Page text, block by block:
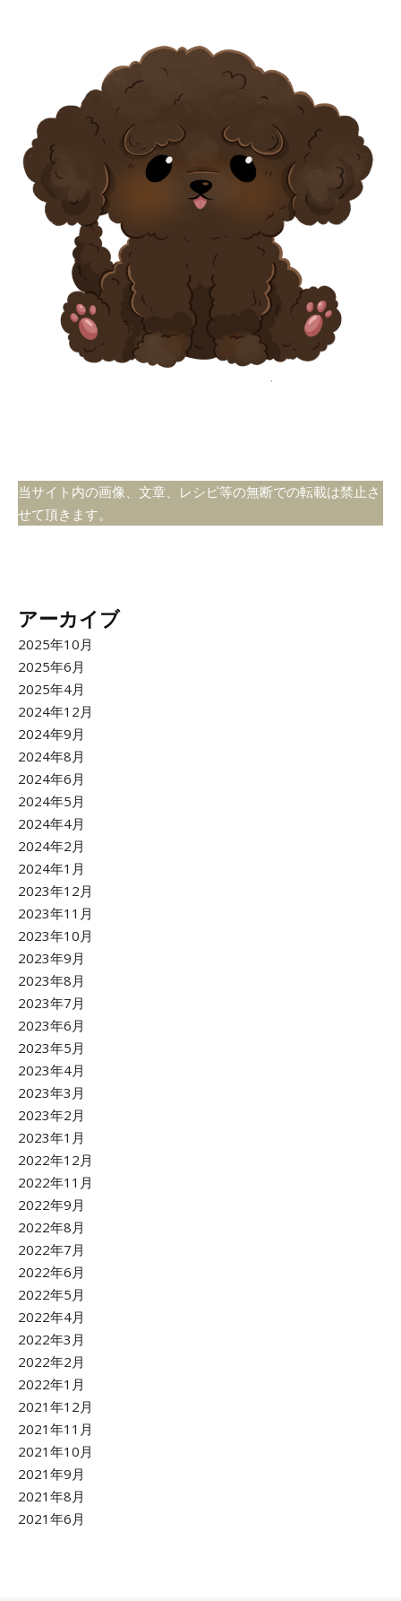
当サイト内の画像、文章、レシピ等の無断での転載は禁止さ
せて頂きます。
アーカイブ
2025年10月
2025年6月
2025年4月
2024年12月
2024年9月
2024年8月
2024年6月
2024年5月
2024年4月
2024年2月
2024年1月
2023年12月
2023年11月
2023年10月
2023年9月
2023年8月
2023年7月
2023年6月
2023年5月
2023年4月
2023年3月
2023年2月
2023年1月
2022年12月
2022年11月
2022年9月
2022年8月
2022年7月
2022年6月
2022年5月
2022年4月
2022年3月
2022年2月
2022年1月
2021年12月
2021年11月
2021年10月
2021年9月
2021年8月
2021年6月